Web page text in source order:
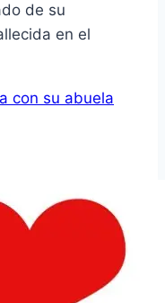
de su
en el
con su abuela